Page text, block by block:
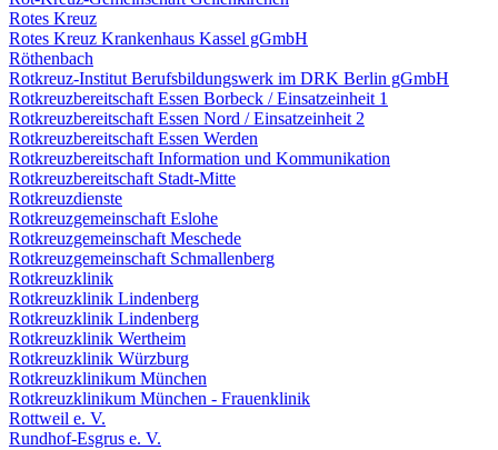
Rotes Kreuz
Rotes Kreuz Krankenhaus Kassel gGmbH
Röthenbach
Rotkreuz-Institut Berufsbildungswerk im DRK Berlin gGmbH
Rotkreuzbereitschaft Essen Borbeck / Einsatzeinheit 1
Rotkreuzbereitschaft Essen Nord / Einsatzeinheit 2
Rotkreuzbereitschaft Essen Werden
Rotkreuzbereitschaft Information und Kommunikation
Rotkreuzbereitschaft Stadt-Mitte
Rotkreuzdienste
Rotkreuzgemeinschaft Eslohe
Rotkreuzgemeinschaft Meschede
Rotkreuzgemeinschaft Schmallenberg
Rotkreuzklinik
Rotkreuzklinik Lindenberg
Rotkreuzklinik Lindenberg
Rotkreuzklinik Wertheim
Rotkreuzklinik Würzburg
Rotkreuzklinikum München
Rotkreuzklinikum München - Frauenklinik
Rottweil e. V.
Rundhof-Esgrus e. V.